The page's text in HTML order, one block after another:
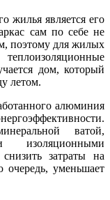
жилья является его
сам по себе не
поэтому для жилых
дом, который
летом.
алюминия
ватой,
изоляционными
затраты на
уменьшает